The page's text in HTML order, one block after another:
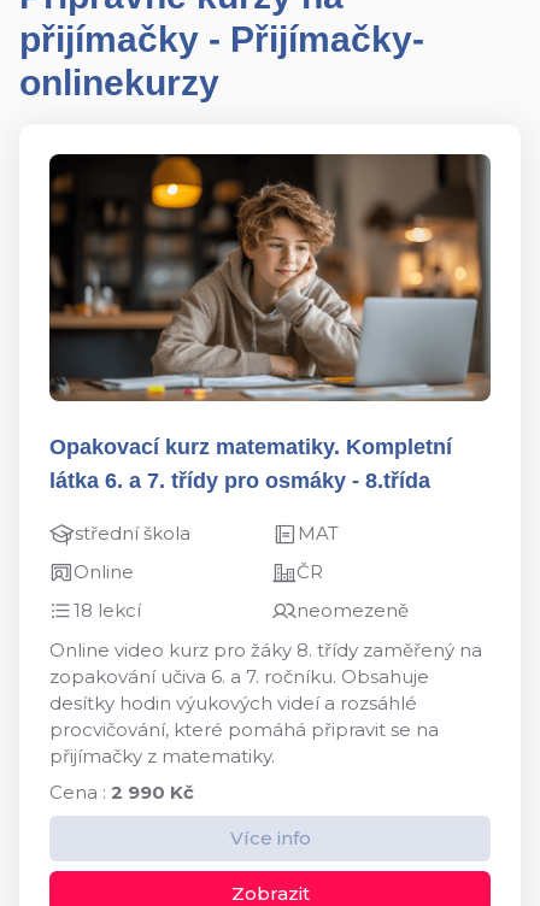
přijímačky - Přijímačky-
onlinekurzy
Opakovací kurz matematiky. Kompletní
látka 6. a 7. třídy pro osmáky - 8.třída
střední škola
MAT
Online
ČR
18 lekcí
neomezeně
Online video kurz pro žáky 8. třídy zaměřený na
zopakování učiva 6. a 7. ročníku. Obsahuje
desítky hodin výukových videí a rozsáhlé
procvičování, které pomáhá připravit se na
přijímačky z matematiky.
Cena : 2 990 Kč
Více info
Zobrazit